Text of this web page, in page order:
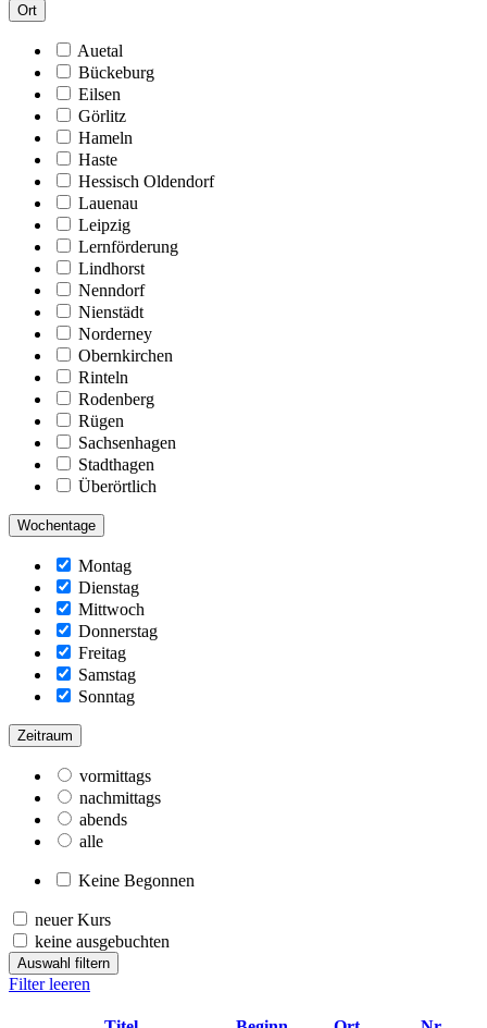
Ort
Auetal
Bückeburg
Eilsen
Görlitz
Hameln
Haste
Hessisch Oldendorf
Lauenau
Leipzig
Lernförderung
Lindhorst
Nenndorf
Nienstädt
Norderney
Obernkirchen
Rinteln
Rodenberg
Rügen
Sachsenhagen
Stadthagen
Überörtlich
Wochentage
Montag
Dienstag
Mittwoch
Donnerstag
Freitag
Samstag
Sonntag
Zeitraum
vormittags
nachmittags
abends
alle
Keine Begonnen
neuer Kurs
keine ausgebuchten
Auswahl filtern
Filter leeren